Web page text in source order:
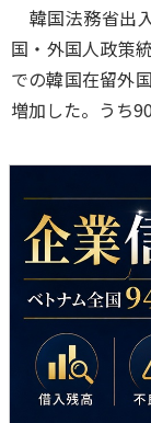
韓国法務省出
国・外国人政策
での韓国在留外
増加した。うち